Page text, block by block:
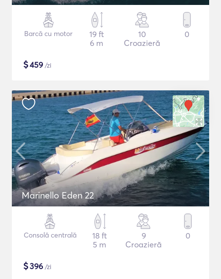
Barcă cu motor
19 ft
6 m
10
Croazieră
0
$459 /zi
Marinello Eden 22
Consolă centrală
18 ft
5 m
9
Croazieră
0
$396 /zi